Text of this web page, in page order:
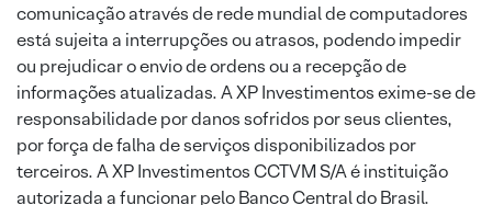
comunicação através de rede mundial de computadores
está sujeita a interrupções ou atrasos, podendo impedir
ou prejudicar o envio de ordens ou a recepção de
informações atualizadas. A XP Investimentos exime-se de
responsabilidade por danos sofridos por seus clientes,
por força de falha de serviços disponibilizados por
terceiros. A XP Investimentos CCTVM S/A é instituição
autorizada a funcionar pelo Banco Central do Brasil.